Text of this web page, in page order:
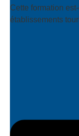
Cette formation
établissements